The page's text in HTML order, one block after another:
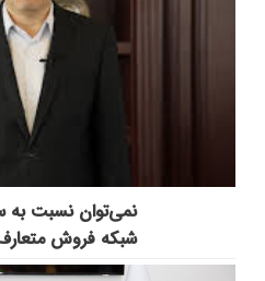
شبکه فروش متعارف